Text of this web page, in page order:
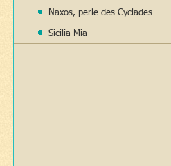
Naxos, perle des Cyclades
Sicilia Mia